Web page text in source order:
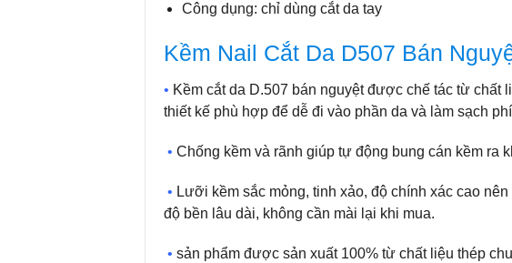
Công dụng: chỉ dùng cắt da tay
Kềm Nail Cắt Da D507 Bán
• Kềm cắt da D.507 bán nguyệtđược chế tác từ chất
thiết kế phù hợp để dễ đi vào phần da và làm sạch
• Chống kềm và rãnh giúp tự động bung cán kềm ra
• Lưỡi kềm sắc mỏng, tinh xảo, độ chính xác cao
độ bền lâu dài, không cần mài lại khi mua.
• sản phẩm được sản xuất 100% từ chất liệu thép